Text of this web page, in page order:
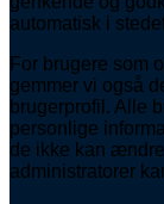
automatisk i
For brugere som
gemmer vi også
brugerprofil. Alle
personlige
de ikke kan
administratorer